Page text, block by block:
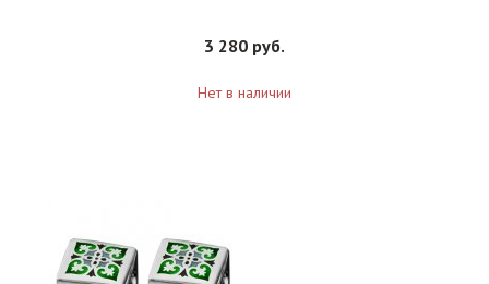
3 280 руб.
Нет в наличии